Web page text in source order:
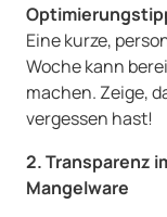
Eine kurze,
Woche kann
machen. Zeige,
vergessen hast!
2. Transparenz
Mangelware